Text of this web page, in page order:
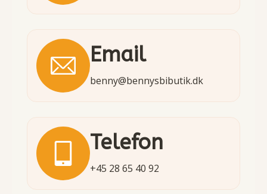
Email
benny@bennysbibutik.dk
Telefon
+45 28 65 40 92